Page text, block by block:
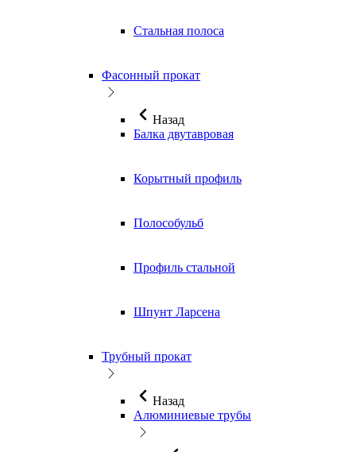
Стальная полоса
Фасонный прокат
Назад
Балка двутавровая
Корытный профиль
Полособульб
Профиль стальной
Шпунт Ларсена
Трубный прокат
Назад
Алюминиевые трубы